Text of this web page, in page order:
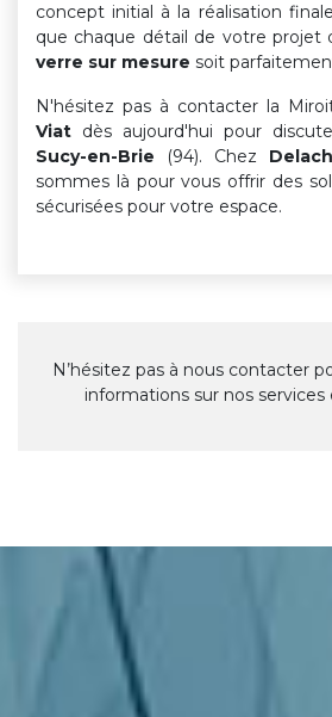
concept initial à la réalisation
que chaque détail de votre projet
verre sur mesure soit
N'hésitez pas à contacter la
Viat dès aujourd'hui pour
Sucy-en-Brie (94). Chez
sommes là pour vous offrir des
sécurisées pour votre espace.
N’hésitez pas à nous contacter
informations sur nos services